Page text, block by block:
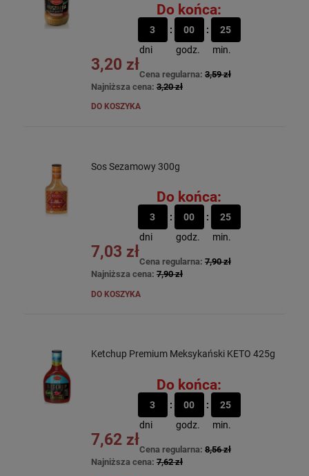
Do końca:
3
dni
00
godz.
25
min.
3,20 zł
Cena regularna: 3,59 zł
Najniższa cena: 3,20 zł
DO KOSZYKA
Sos Sezamowy 300g
Do końca:
3
dni
00
godz.
25
min.
7,03 zł
Cena regularna: 7,90 zł
Najniższa cena: 7,90 zł
DO KOSZYKA
Ketchup Premium Meksykański KETO 425g
Do końca:
3
dni
00
godz.
25
min.
7,62 zł
Cena regularna: 8,56 zł
Najniższa cena: 7,62 zł